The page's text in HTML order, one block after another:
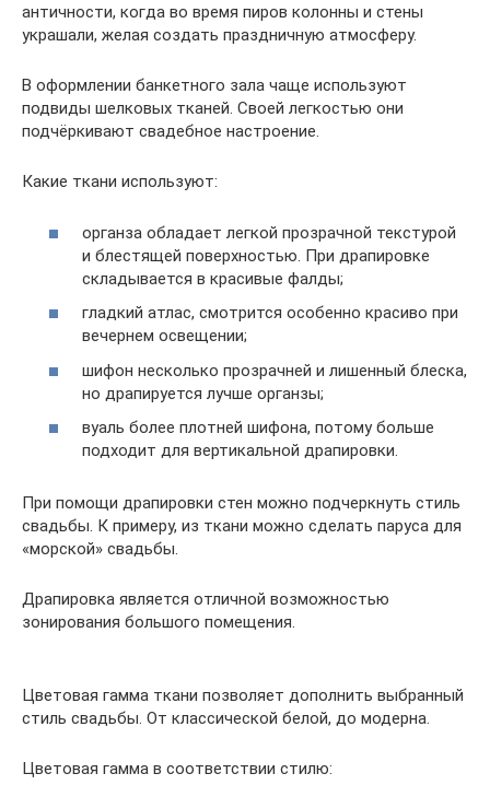
античности, когда во время пиров колонны и стены
украшали, желая создать праздничную атмосферу.
В оформлении банкетного зала чаще используют
подвиды шелковых тканей. Своей легкостью они
подчёркивают свадебное настроение.
Какие ткани используют:
органза обладает легкой прозрачной текстурой
и блестящей поверхностью. При драпировке
складывается в красивые фалды;
гладкий атлас, смотрится особенно красиво при
вечернем освещении;
шифон несколько прозрачней и лишенный блеска,
но драпируется лучше органзы;
вуаль более плотней шифона, потому больше
подходит для вертикальной драпировки.
При помощи драпировки стен можно подчеркнуть стиль
свадьбы. К примеру, из ткани можно сделать паруса для
«морской» свадьбы.
Драпировка является отличной возможностью
зонирования большого помещения.
Цветовая гамма ткани позволяет дополнить выбранный
стиль свадьбы. От классической белой, до модерна.
Цветовая гамма в соответствии стилю: